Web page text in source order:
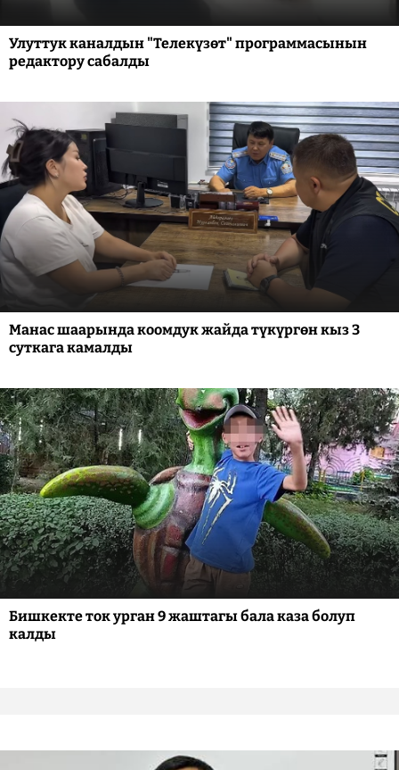
Улуттук каналдын "Телекүзөт" программасынын
редактору сабалды
Манас шаарында коомдук жайда түкүргөн кыз 3
суткага камалды
Бишкекте ток урган 9 жаштагы бала каза болуп
калды